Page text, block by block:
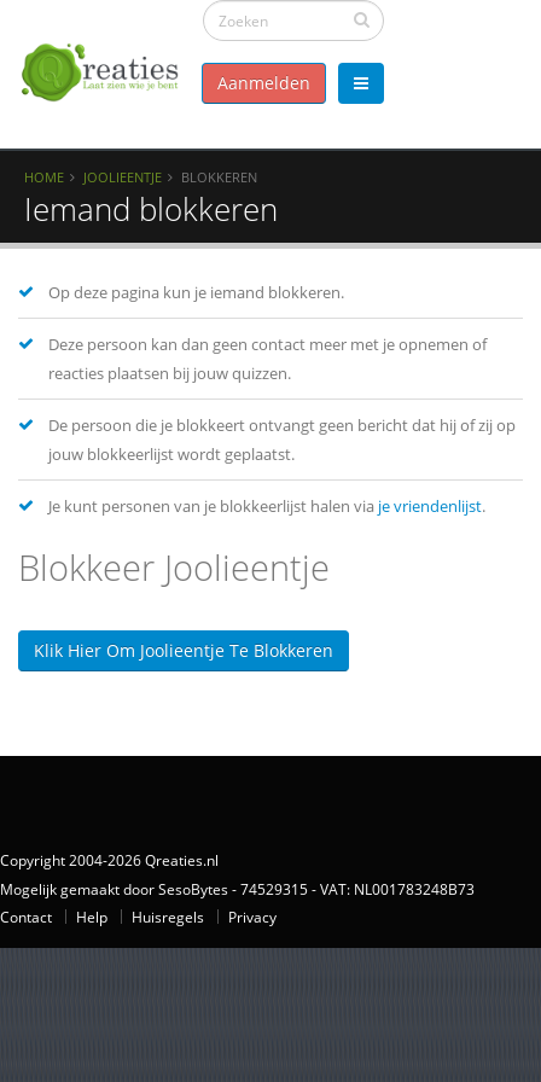
Aanmelden
HOME JOOLIEENTJE BLOKKEREN
Iemand blokkeren
Op deze pagina kun je iemand blokkeren.
Deze persoon kan dan geen contact meer met je opnemen of
reacties plaatsen bij jouw quizzen.
De persoon die je blokkeert ontvangt geen bericht dat hij of zij op
jouw blokkeerlijst wordt geplaatst.
Je kunt personen van je blokkeerlijst halen via je vriendenlijst.
Blokkeer Joolieentje
Klik Hier Om Joolieentje Te Blokkeren
Copyright 2004-2026 Qreaties.nl
Mogelijk gemaakt door SesoBytes - 74529315 - VAT: NL001783248B73
Contact
Help Huisregels Privacy